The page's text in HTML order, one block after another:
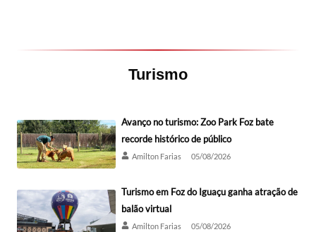
Turismo
Avanço no turismo: Zoo Park Foz bate
recorde histórico de público
Amilton Farias 05/08/2026
Turismo em Foz do Iguaçu ganha atração de
balão virtual
Amilton Farias 05/08/2026